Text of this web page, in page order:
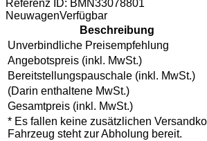
Referenz ID: BMN33078801
NeuwagenVerfügbar
Beschreibung
Unverbindliche Preisempfehlung
Angebotspreis (inkl. MwSt.)
Bereitstellungspauschale (inkl. MwSt.)
(Darin enthaltene MwSt.)
Gesamtpreis (inkl. MwSt.)
* Es fallen keine zusätzlichen
Fahrzeug steht zur Abholung bereit.